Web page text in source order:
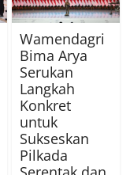
Wamendagri
Bima Arya
Serukan
Langkah
Konkret
untuk
Sukseskan
Pilkada